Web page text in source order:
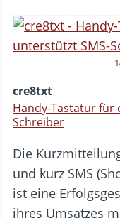
cre8txt
Handy-Tastatur für
Schreiber
Die
und kurz SMS
ist eine
ihres Umsatzes